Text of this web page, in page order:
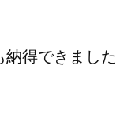
得できました